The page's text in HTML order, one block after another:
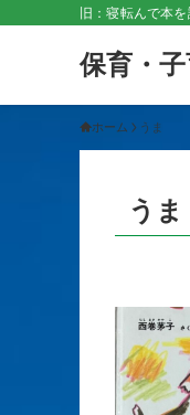
旧：寝転んで本
保育・
ホーム うま
うま